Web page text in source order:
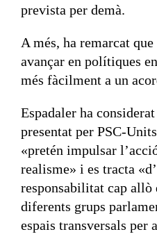
prevista per demà.
A més, ha remarcat
avançar en polítiques
més fàcilment a un
Espadaler ha
presentat per PSC-Units
«pretén impulsar
realisme» i es tracta
responsabilitat cap allò
diferents grups
espais transversals per